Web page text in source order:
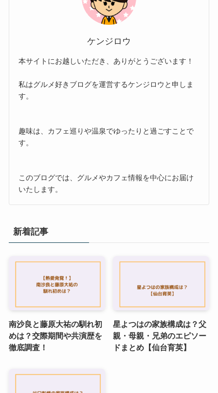
ケンジロウ
本サイトにお越しいただき、ありがとうございます！
私はグルメ好きブログを運営するケンジロウと申しま
す。
趣味は、カフェ巡りや温泉でゆったりと過ごすことで
す。
このブログでは、グルメやカフェ情報を中心にお届け
いたします。
新着記事
南沙良と藤原大祐の馴れ初
めは？交際期間や共演歴を
徹底調査！
星よつはの家族構成は？父
親・母親・兄弟のエピソー
ドまとめ【仙台育英】